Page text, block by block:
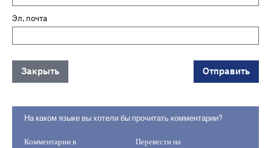
Эл. почта
Закрыть Отправить
На каком языке вы хотели бы прочитать комментарии?
Комментарии в Перевести на